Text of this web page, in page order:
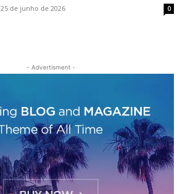
25 de junho de 2026 0
- Advertisment -